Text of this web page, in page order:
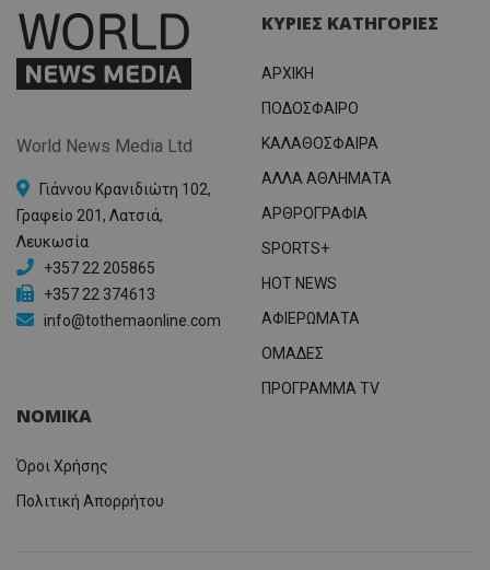
World News Media Ltd
Γιάννου Κρανιδιώτη 102,
Γραφείο 201, Λατσιά,
Λευκωσία
+357 22 205865
+357 22 374613
info@tothemaonline.com
ΚΥΡΙΕΣ ΚΑΤΗΓΟΡΙΕΣ
ΑΡΧΙΚΗ
ΠΟΔΟΣΦΑΙΡΟ
ΚΑΛΑΘΟΣΦΑΙΡΑ
ΑΛΛΑ ΑΘΛΗΜΑΤΑ
ΑΡΘΡΟΓΡΑΦΙΑ
SPORTS+
HOT NEWS
ΑΦΙΕΡΩΜΑΤΑ
ΟΜΑΔΕΣ
ΠΡΟΓΡΑΜΜΑ TV
ΝΟΜΙΚΑ
Όροι Χρήσης
Πολιτική Απορρήτου